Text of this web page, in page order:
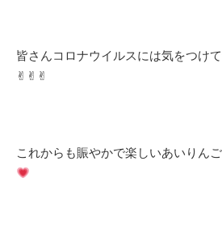
皆さんコロナウイルスには気をつけ
✌︎︎︎︎✌︎︎︎︎✌︎
これからも賑やかで楽しいあいりんご